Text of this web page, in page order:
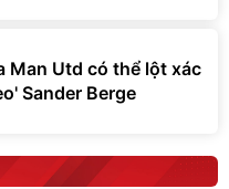
Man Utd có thể lột xác
Sander Berge